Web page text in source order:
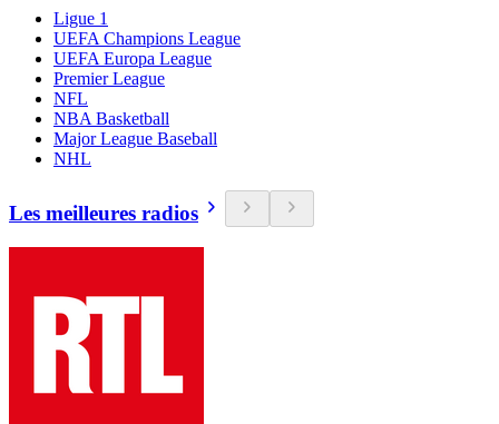
Ligue 1
UEFA Champions League
UEFA Europa League
Premier League
NFL
NBA Basketball
Major League Baseball
NHL
Les meilleures radios